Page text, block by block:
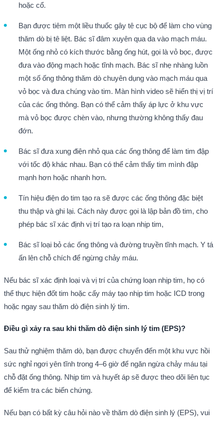
hoặc cổ.
Bạn được tiêm một liều thuốc gây tê cục bộ để làm cho vùng
thăm dò bị tê liệt. Bác sĩ đâm xuyên qua da vào mạch máu.
Một ống nhỏ có kích thước bằng ống hút, gọi là vỏ bọc, được
đưa vào động mạch hoặc tĩnh mạch. Bác sĩ nhẹ nhàng luồn
một số ống thông thăm dò chuyên dụng vào mạch máu qua
vỏ bọc và đưa chúng vào tim. Màn hình video sẽ hiển thị vị trí
của các ống thông. Bạn có thể cảm thấy áp lực ở khu vực
mà vỏ bọc được chèn vào, nhưng thường không thấy đau
đớn.
Bác sĩ đưa xung điện nhỏ qua các ống thông để làm tim đập
với tốc độ khác nhau. Bạn có thể cảm thấy tim mình đập
mạnh hơn hoặc nhanh hơn.
Tín hiệu điện do tim tạo ra sẽ được các ống thông đặc biệt
thu thập và ghi lại. Cách này được gọi là lập bản đồ tim, cho
phép bác sĩ xác định vị trí tạo ra loạn nhịp tim,
Bác sĩ loại bỏ các ống thông và đường truyền tĩnh mạch. Y tá
ấn lên chỗ chích để ngừng chảy máu.
Nếu bác sĩ xác định loại và vị trí của chứng loạn nhịp tim, họ có
thể thực hiện đốt tim hoặc cấy máy tạo nhịp tim hoặc ICD trong
hoặc ngay sau thăm dò điện sinh lý tim.
Điều gì xảy ra sau khi thăm dò điện sinh lý tim (EPS)?
Sau thử nghiệm thăm dò, bạn được chuyển đến một khu vực hồi
sức nghỉ ngơi yên tĩnh trong 4–6 giờ để ngăn ngừa chảy máu tại
chỗ đặt ống thông. Nhịp tim và huyết áp sẽ được theo dõi liên tục
để kiểm tra các biến chứng.
Nếu bạn có bất kỳ câu hỏi nào về thăm dò điện sinh lý (EPS), vui